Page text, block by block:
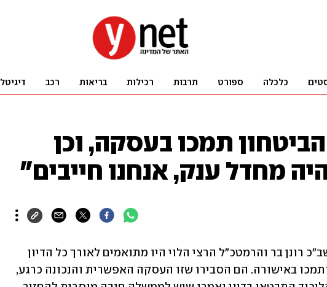
כלכלה ספורט תרבות רכילות בריאות רכב דיגיטל
תמכו בעסקה, וכן
מחדל ענק, אנחנו חייבים"